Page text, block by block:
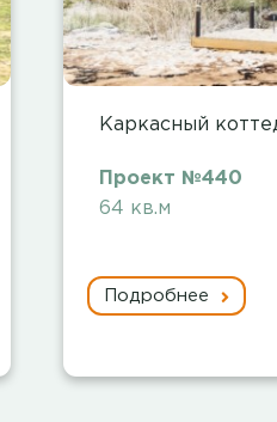
Каркасный
Проект №440
64 кв.м
Подробнее